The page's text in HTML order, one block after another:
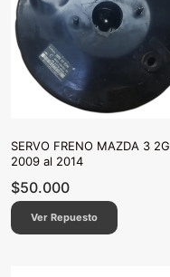
SERVO FRENO MAZDA 3 2G
2009 al 2014
$50.000
Ver Repuesto